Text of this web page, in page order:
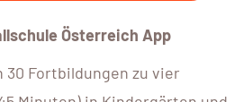
Österreich App
30 Fortbildungen zu vier